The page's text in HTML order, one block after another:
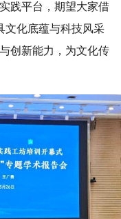
践平台，期望大家借
文化底蕴与科技风采
创新能力，为文化传